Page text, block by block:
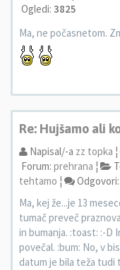
Ogledi: 3825
Ma, ne počasnetom.
Re: Hujšamo ali
Napisal/-a zz topka ¦
Forum: prehrana ¦
tehtamo ¦ Odgovori:
Ma, kej že...je 13
tumač preveč
in bumanja. :toast: :-D
povečal. :bum: No, v
datum je bila teža tudi